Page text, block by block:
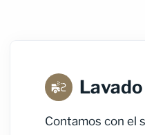
Contamos con el